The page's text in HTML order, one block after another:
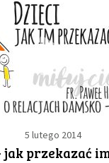
5 lutego 2014
jak przekazać